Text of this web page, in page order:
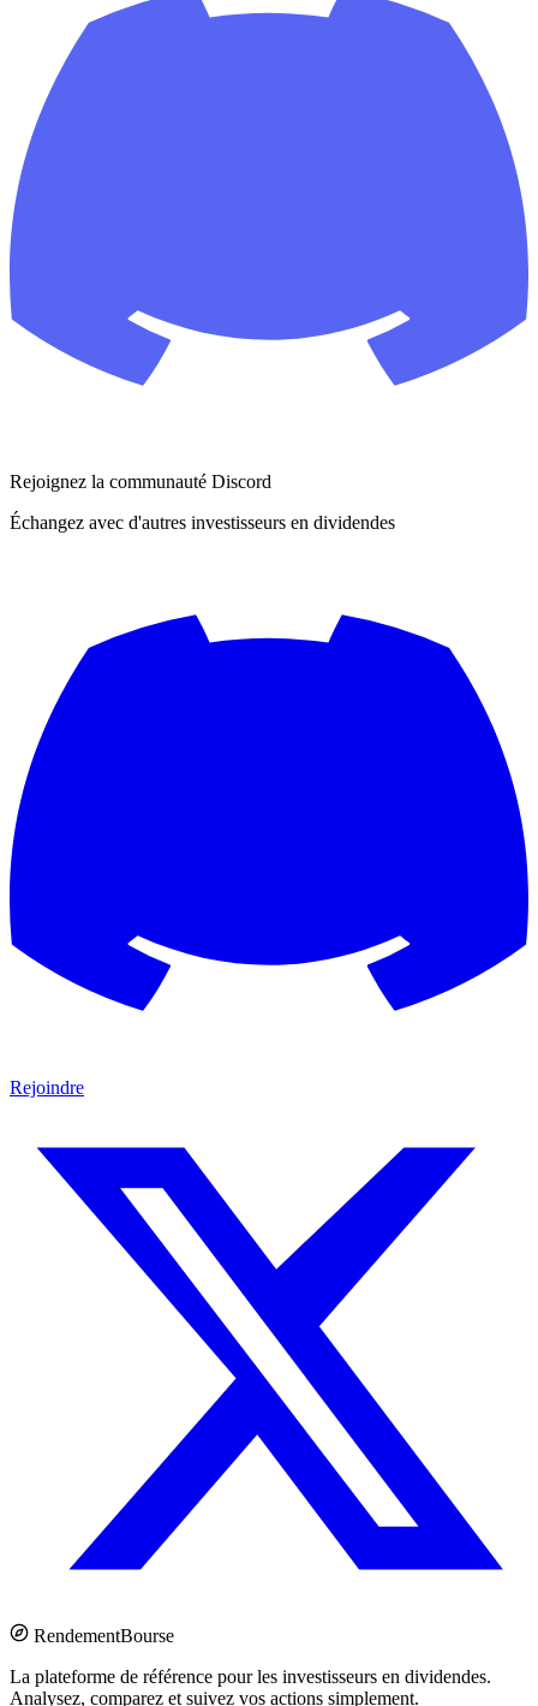
Rejoignez la communauté Discord
Échangez avec d'autres investisseurs en dividendes
Rejoindre
RendementBourse
La plateforme de référence pour les investisseurs en dividendes.
Analysez, comparez et suivez vos actions simplement.